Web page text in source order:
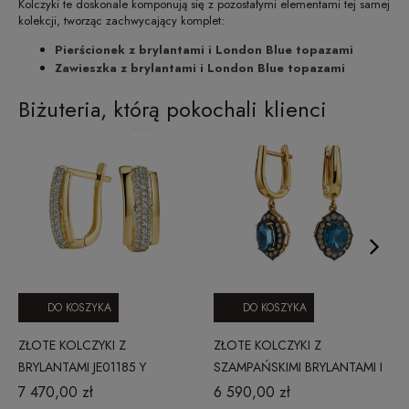
Kolczyki te doskonale komponują się z pozostałymi elementami tej samej
kolekcji, tworząc zachwycający komplet:
Pierścionek z brylantami i London Blue topazami
Zawieszka z brylantami i London Blue topazami
Biżuteria, którą pokochali klienci
ZŁOTE KOLCZYKI Z
BRYLANTAMI JE01185 Y
CLASSIC DIAMONDS
7 470,00 zł
DO KOSZYKA
ZŁOTE KOLCZYKI Z
SZAMPAŃSKIMI BRYLANTAMI I
LONDON BLUE TOPAZ
6 590,00 zł
DO KOSZYKA